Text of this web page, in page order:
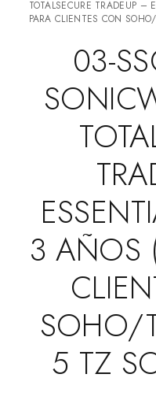
TOTALSECURE TRADEUP –
PARA CLIENTES CON
03-
3 AÑOS
SOHO/
5 TZ